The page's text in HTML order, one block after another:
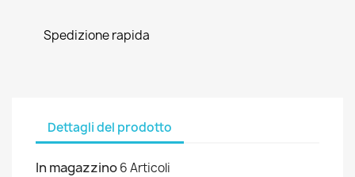
Spedizione rapida
Dettagli del prodotto
In magazzino6 Articoli